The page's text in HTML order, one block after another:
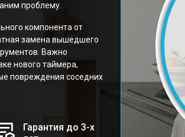
проблему.
компонента от
замена вышедшего
Важно
нового таймера,
повреждения соседних
Гарантия до 3-х